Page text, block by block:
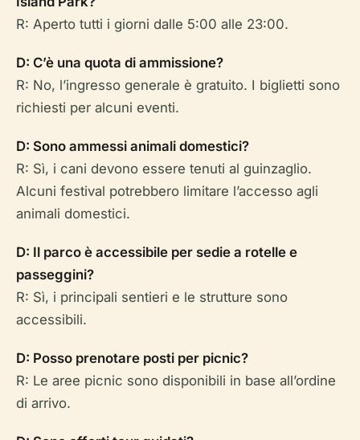
R: Aperto tutti i giorni dalle 5:00 alle 23:00.
D: C’è una quota di ammissione?
R: No, l’ingresso generale è gratuito. I biglietti sono
richiesti per alcuni eventi.
D: Sono ammessi animali domestici?
R: Sì, i cani devono essere tenuti al guinzaglio.
Alcuni festival potrebbero limitare l’accesso agli
animali domestici.
D: Il parco è accessibile per sedie a rotelle e
passeggini?
R: Sì, i principali sentieri e le strutture sono
accessibili.
D: Posso prenotare posti per picnic?
R: Le aree picnic sono disponibili in base all’ordine
di arrivo.